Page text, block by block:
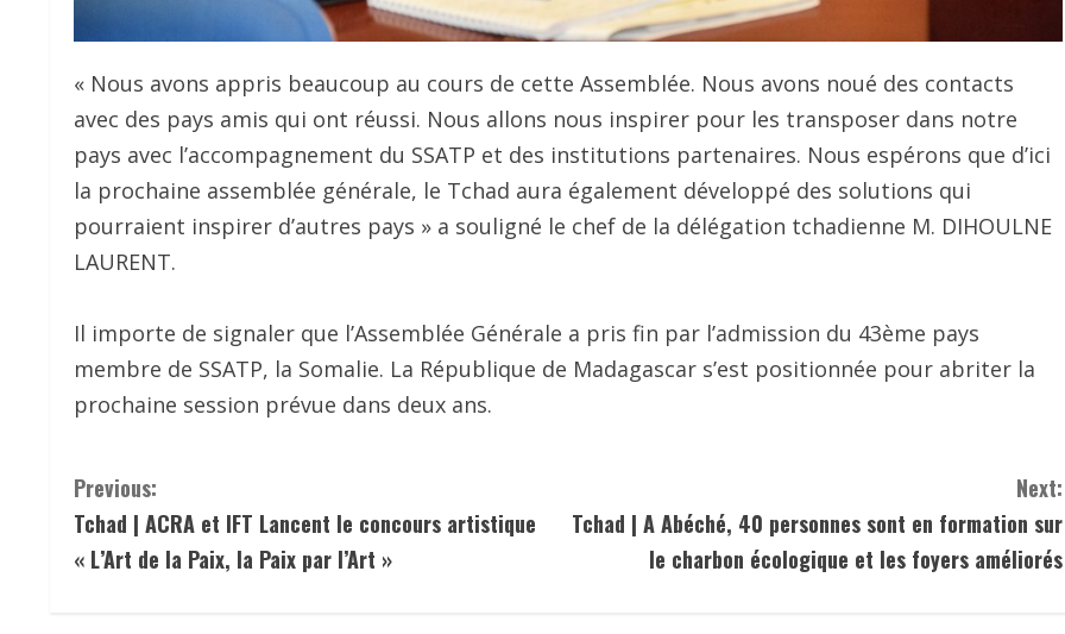
« Nous avons appris beaucoup au cours de cette Assemblée. Nous avons noué des contacts
avec des pays amis qui ont réussi. Nous allons nous inspirer pour les transposer dans notre
pays avec l’accompagnement du SSATP et des institutions partenaires. Nous espérons que d’ici
la prochaine assemblée générale, le Tchad aura également développé des solutions qui
pourraient inspirer d’autres pays » a souligné le chef de la délégation tchadienne M. DIHOULNE
LAURENT.
Il importe de signaler que l’Assemblée Générale a pris fin par l’admission du 43ème pays
membre de SSATP, la Somalie. La République de Madagascar s’est positionnée pour abriter la
prochaine session prévue dans deux ans.
C
o
Previous:
Tchad | ACRA et IFT Lancent le concours artistique
« L’Art de la Paix, la Paix par l’Art »
Next:
Tchad | A Abéché, 40 personnes sont en formation sur
le charbon écologique et les foyers améliorés